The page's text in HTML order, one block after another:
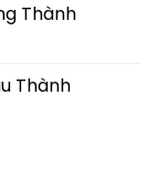
Thành
Thành